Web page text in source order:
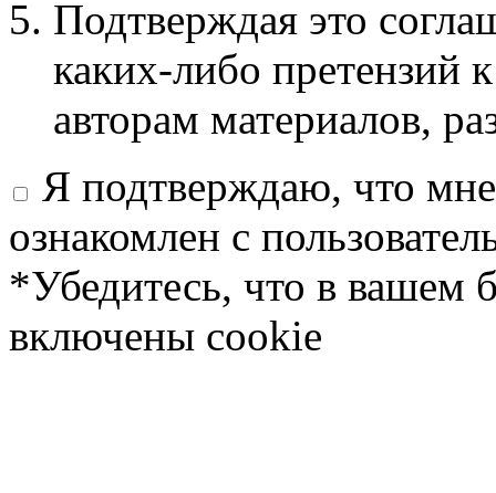
Подтверждая это
каких-либо претензий
авторам материалов,
Я подтверждаю, что
ознакомлен с
*Убедитесь, что в вашем
включены cookie